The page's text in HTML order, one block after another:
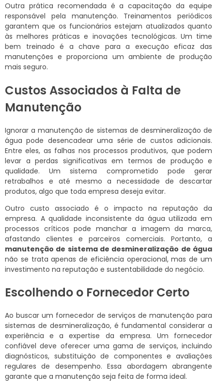
Outra prática recomendada é a capacitação da equipe
responsável pela manutenção. Treinamentos periódicos
garantem que os funcionários estejam atualizados quanto
às melhores práticas e inovações tecnológicas. Um time
bem treinado é a chave para a execução eficaz das
manutenções e proporciona um ambiente de produção
mais seguro.
Custos Associados à Falta de
Manutenção
Ignorar a manutenção de sistemas de desmineralização de
água pode desencadear uma série de custos adicionais.
Entre eles, as falhas nos processos produtivos, que podem
levar a perdas significativas em termos de produção e
qualidade. Um sistema comprometido pode gerar
retrabalhos e até mesmo a necessidade de descartar
produtos, algo que toda empresa deseja evitar.
Outro custo associado é o impacto na reputação da
empresa. A qualidade inconsistente da água utilizada em
processos críticos pode manchar a imagem da marca,
afastando clientes e parceiros comerciais. Portanto, a
manutenção de sistema de desmineralização de água
não se trata apenas de eficiência operacional, mas de um
investimento na reputação e sustentabilidade do negócio.
Escolhendo o Fornecedor Certo
Ao buscar um fornecedor de serviços de manutenção para
sistemas de desmineralização, é fundamental considerar a
experiência e a expertise da empresa. Um fornecedor
confiável deve oferecer uma gama de serviços, incluindo
diagnósticos, substituição de componentes e avaliações
regulares de desempenho. Essa abordagem abrangente
garante que a manutenção seja feita de forma ideal.